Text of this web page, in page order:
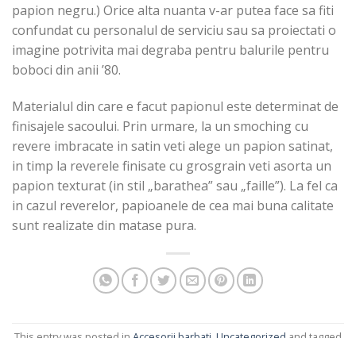
papion negru.) Orice alta nuanta v-ar putea face sa fiti
confundat cu personalul de serviciu sau sa proiectati o
imagine potrivita mai degraba pentru balurile pentru
boboci din anii ’80.
Materialul din care e facut papionul este determinat de
finisajele sacoului. Prin urmare, la un smoching cu
revere imbracate in satin veti alege un papion satinat,
in timp la reverele finisate cu grosgrain veti asorta un
papion texturat (in stil „barathea” sau „faille”). La fel ca
in cazul reverelor, papioanele de cea mai buna calitate
sunt realizate din matase pura.